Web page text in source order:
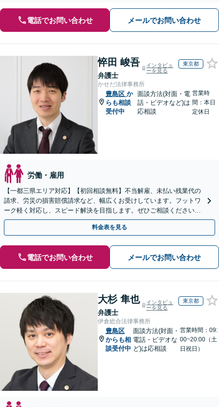
電話でお問い合わせ メールでお問い合わせ
悴田 峻吾
弁護士
インタビュ
ーを見る
東京都
かせだ法律事務所
豊島区 か
らも相談
受付中
面談方法(対面・電
話・ビデオなど)は
応相談
営業時
間：本日
定休日
労働・雇用
【一都三県エリア対応】【初回相談無料】不当解雇、未払い残業代の
請求、労災の損害賠償請求など、幅広くお受けしています。フットワ
ーク軽く対応し、スピード解決を目指します。ぜひご相談ください。
【電話相談可】【WEB面談可】【休日面談可】
料金表を見る
電話でお問い合わせ メールでお問い合わせ
大杉 隼也
弁護士
インタビュ
ーを見る
東京都
伊倉総合法律事務所
豊島区
からも相
談受付中
面談方法(対面・
電話・ビデオな
ど)は応相談
営業時間：09:
00~20:00（土
日祝日）